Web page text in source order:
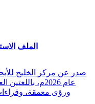
الملف
صدر عن مركز الخليج
عام 2026م،
ورؤى معمقة،